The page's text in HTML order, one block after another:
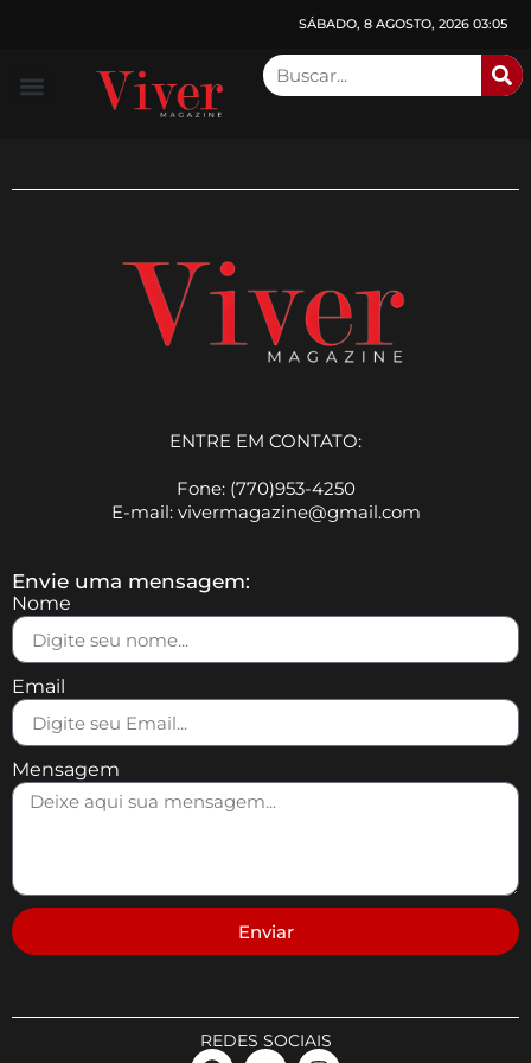
SÁBADO, 8 AGOSTO, 2026 03:05
ENTRE EM CONTATO:
Fone: (770)953-4250
E-mail: vivermagazine@gmail.com
Envie uma mensagem:
Nome
Email
Mensagem
Enviar
REDES SOCIAIS